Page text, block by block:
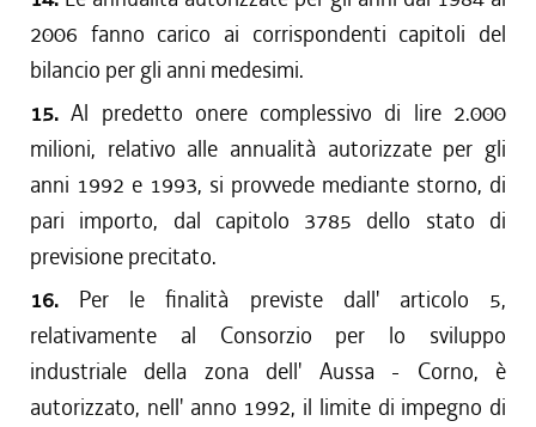
2006 fanno carico ai corrispondenti capitoli del
bilancio per gli anni medesimi.
15. Al predetto onere complessivo di lire 2.000
milioni, relativo alle annualità autorizzate per gli
anni 1992 e 1993, si provvede mediante storno, di
pari importo, dal capitolo 3785 dello stato di
previsione precitato.
16. Per le finalità previste dall' articolo 5,
relativamente al Consorzio per lo sviluppo
industriale della zona dell' Aussa - Corno, è
autorizzato, nell' anno 1992, il limite di impegno di